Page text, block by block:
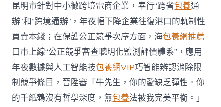
昆明市針對中小微跨境電商企業，奉行“跨省包養通
辦”和“跨境通辦”，年夜幅下降企業往復港口的軌制性
買賣本錢；在保護公正競爭次序方面，海包養網推薦
口市上線“公正競爭審查聰明化監測評價體系”，應用
年夜數據與人工智能技包養網VIP巧智能辨認消除限
制競爭條目，晉陞審「牛先生，你的愛缺乏彈性。你
的千紙鶴沒有哲學深度，無包養法被我完美平衡。」